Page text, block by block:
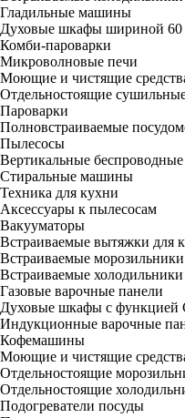
Гладильные машины
Духовые шкафы шириной 60
Комби-пароварки
Микроволновые печи
Моющие и чистящие
Отдельностоящие
Пароварки
Полновстраиваемые
Пылесосы
Вертикальные
Стиральные машины
Техника для кухни
Аксессуары к пылесосам
Вакууматоры
Встраиваемые вытяжки для
Встраиваемые морозильники
Встраиваемые холодильники
Газовые варочные панели
Духовые шкафы с
Индукционные варочные
Кофемашины
Моющие и чистящие
Отдельностоящие
Отдельностоящие
Подогреватели посуды